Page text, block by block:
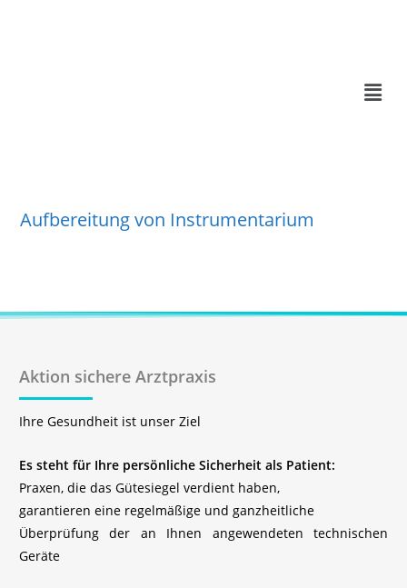
Aufbereitung von Instrumentarium
Aktion sichere Arztpraxis
Ihre Gesundheit ist unser Ziel
Es steht für Ihre persönliche Sicherheit als Patient:
Praxen, die das Gütesiegel verdient haben,
garantieren eine regelmäßige und ganzheitliche
Überprüfung der an Ihnen angewendeten technischen
Geräte